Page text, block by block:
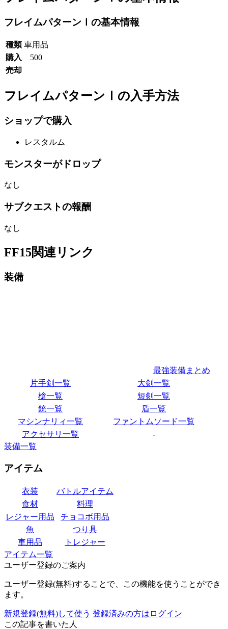
フレイムパターンⅠの基本情報
種類 車用品
購入
500
売却
フレイムパターンⅠの入手方法
ショップで購入
レスタルム
モンスターがドロップ
なし
サブクエストの報酬
なし
FF15関連リンク
装備
最強装備まとめ
片手剣一覧
大剣一覧
槍一覧
短剣一覧
銃一覧
盾一覧
マシンナリィ一覧
ファントムソード一覧
アクセサリ一覧
-
装備一覧
アイテム
衣装
バトルアイテム
食材
料理
レジャー用品
チョコボ用品
魚
つり具
車用品
トレジャー
アイテム一覧
ユーザー登録のご案内
ユーザー登録(無料)することで、この機能を使うことができ
ます。
新規登録(無料)して使う 登録済みの方はログイン
この記事を書いた人